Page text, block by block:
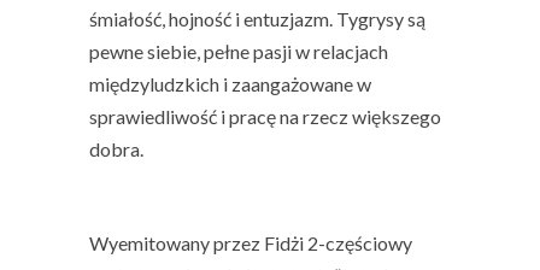
śmiałość, hojność i entuzjazm. Tygrysy są
pewne siebie, pełne pasji w relacjach
międzyludzkich i zaangażowane w
sprawiedliwość i pracę na rzecz większego
dobra.
Wyemitowany przez Fidżi 2-częściowy